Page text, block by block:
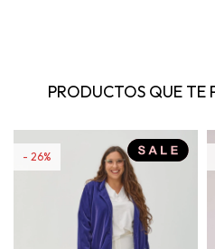
PRODUCTOS QUE TE
26